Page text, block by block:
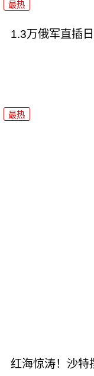
最热
1.3万俄军直插
最热
红海惊涛！沙特